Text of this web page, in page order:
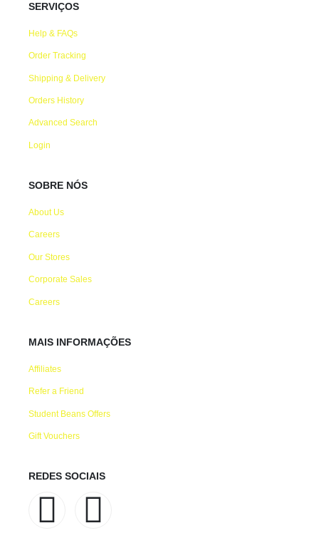
SERVIÇOS
Help & FAQs
Order Tracking
Shipping & Delivery
Orders History
Advanced Search
Login
SOBRE NÓS
About Us
Careers
Our Stores
Corporate Sales
Careers
MAIS INFORMAÇÕES
Affiliates
Refer a Friend
Student Beans Offers
Gift Vouchers
REDES SOCIAIS